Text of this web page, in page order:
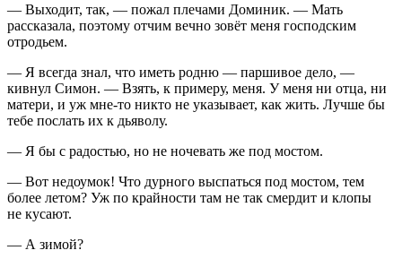
— Выходит, так, — пожал плечами Доминик. — Мать
рассказала, поэтому отчим вечно зовёт меня господским
отродьем.
— Я всегда знал, что иметь родню — паршивое дело, —
кивнул Симон. — Взять, к примеру, меня. У меня ни отца, ни
матери, и уж мне-то никто не указывает, как жить. Лучше бы
тебе послать их к дьяволу.
— Я бы с радостью, но не ночевать же под мостом.
— Вот недоумок! Что дурного выспаться под мостом, тем
более летом? Уж по крайности там не так смердит и клопы
не кусают.
— А зимой?